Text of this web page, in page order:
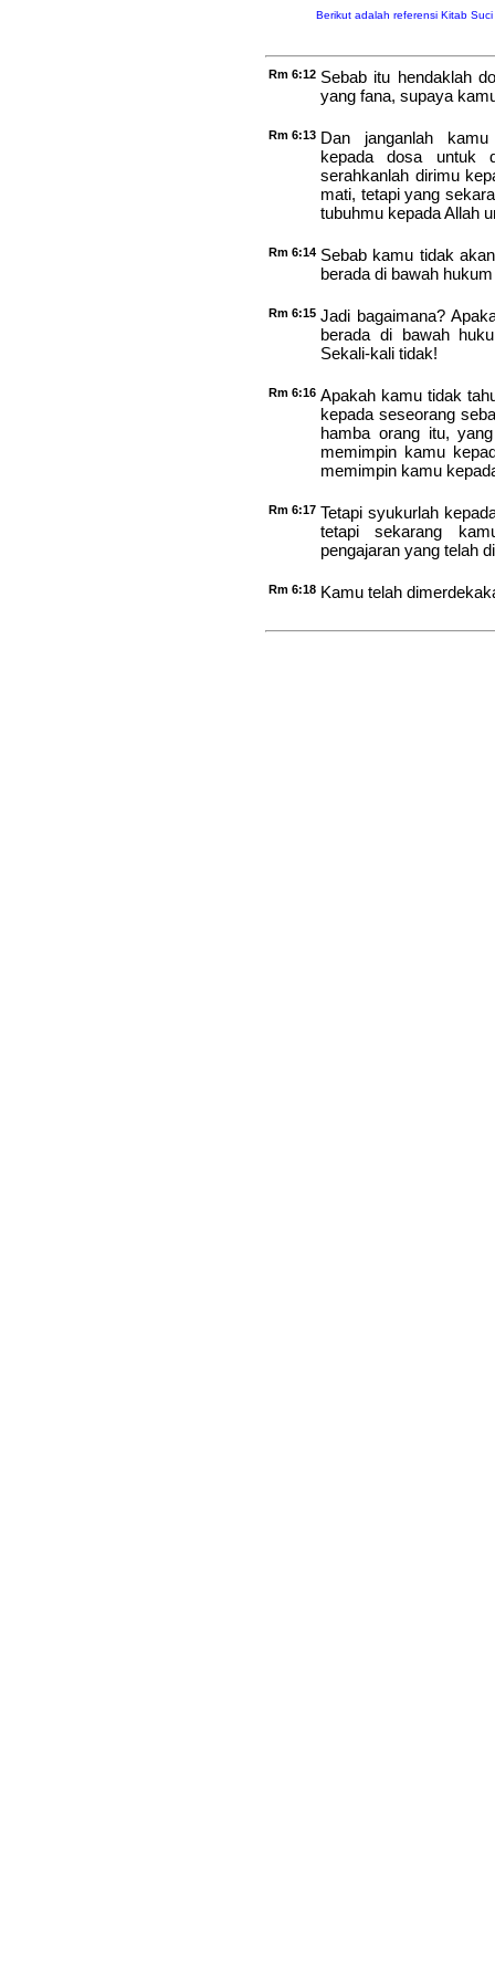
Berikut adalah referensi Kitab
Rm 6:12 Sebab itu hendaklah
yang fana, supaya
Rm 6:13 Dan janganlah kamu
kepada dosa untuk
serahkanlah dirimu
mati, tetapi yang
tubuhmu kepada Allah
Rm 6:14 Sebab kamu tidak
berada di bawah
Rm 6:15 Jadi bagaimana?
berada di bawah
Sekali-kali tidak!
Rm 6:16 Apakah kamu tidak
kepada seseorang
hamba orang itu,
memimpin kamu
memimpin kamu
Rm 6:17 Tetapi syukurlah
tetapi sekarang
pengajaran yang telah
Rm 6:18 Kamu telah